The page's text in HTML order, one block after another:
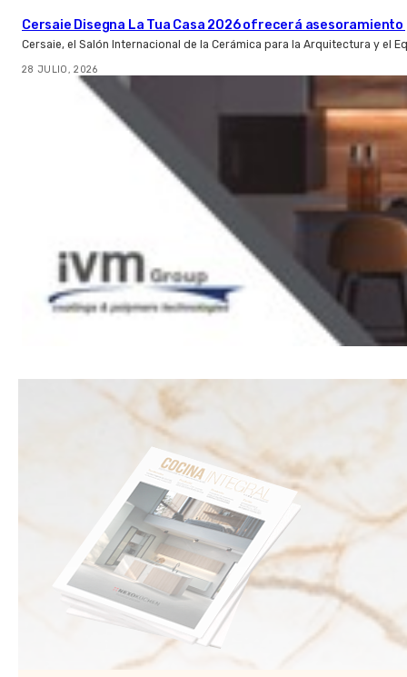
Cersaie Disegna La Tua Casa 2026 ofrecerá
Cersaie, el Salón Internacional de la Cerámica para la Arquitectura y el
28 JULIO, 2026